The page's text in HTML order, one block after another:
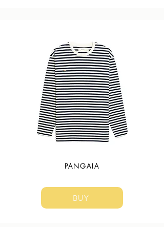
PANGAIA
BUY